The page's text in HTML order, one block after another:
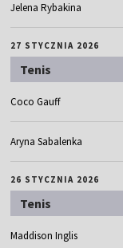
Jelena Rybakina
27 STYCZNIA 2026
Tenis
Coco Gauff
Aryna Sabalenka
26 STYCZNIA 2026
Tenis
Maddison Inglis